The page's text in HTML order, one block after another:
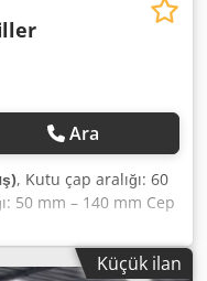
Ara
, Kutu çap aralığı: 60
50 mm – 140 mm Cep
kadar Djdpfx
Küçük ilan